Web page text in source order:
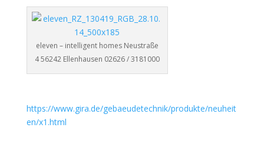
eleven – intelligent homes Neustraße
4 56242 Ellenhausen 02626 / 3181000
https://www.gira.de/gebaeudetechnik/produkte/neuheit
en/x1.html